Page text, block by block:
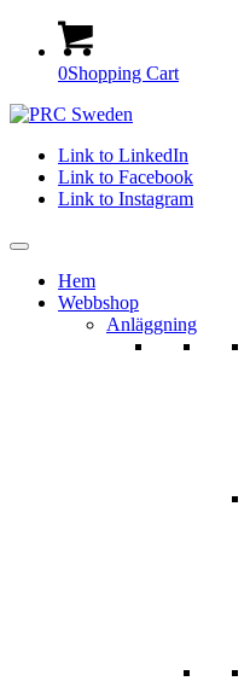
0Shopping Cart
Link to LinkedIn
Link to Facebook
Link to Instagram
Hem
Webbshop
Anläggning